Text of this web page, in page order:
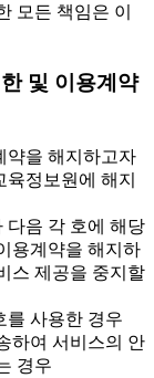
모든 책임은 이
및 이용계약
을 해지하고자
정보원에 해지
음 각 호에 해당
용계약을 해지하
스 제공을 중지할
를 사용한 경우
하여 서비스의 안
경우